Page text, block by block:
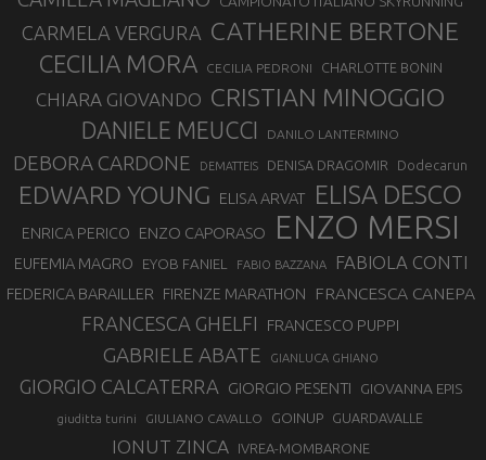
CARMELA VERGURA CATHERINE BERTONE
CECILIA MORA CECILIA PEDRONI CHARLOTTE BONIN
CHIARA GIOVANDO CRISTIAN MINOGGIO
DANIELE MEUCCI DANILO LANTERMINO
DEBORA CARDONE DEMATTEIS DENISA DRAGOMIR Dodecarun
EDWARD YOUNG ELISA ARVAT ELISA DESCO
ENRICA PERICO ENZO CAPORASO ENZO MERSI
EUFEMIA MAGRO EYOB FANIEL FABIO BAZZANA FABIOLA CONTI
FEDERICA BARAILLER FIRENZE MARATHON FRANCESCA CANEPA
FRANCESCA GHELFI FRANCESCO PUPPI
GABRIELE ABATE GIANLUCA GHIANO
GIORGIO CALCATERRA GIORGIO PESENTI GIOVANNA EPIS
giuditta turini GIULIANO CAVALLO GOINUP GUARDAVALLE
IONUT ZINCA IVREA-MOMBARONE